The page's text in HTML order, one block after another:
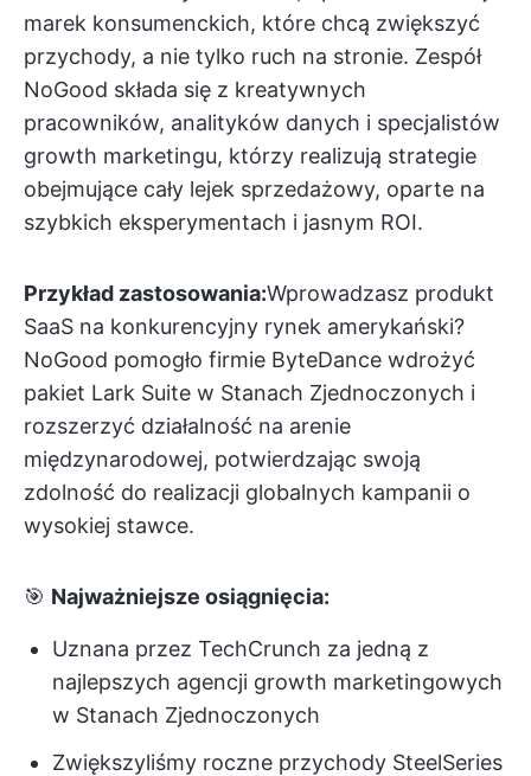
marek konsumenckich, które chcą zwiększyć
przychody, a nie tylko ruch na stronie. Zespół
NoGood składa się z kreatywnych
pracowników, analityków danych i specjalistów
growth marketingu, którzy realizują strategie
obejmujące cały lejek sprzedażowy, oparte na
szybkich eksperymentach i jasnym ROI.
Przykład zastosowania:Wprowadzasz produkt
SaaS na konkurencyjny rynek amerykański?
NoGood pomogło firmie ByteDance wdrożyć
pakiet Lark Suite w Stanach Zjednoczonych i
rozszerzyć działalność na arenie
międzynarodowej, potwierdzając swoją
zdolność do realizacji globalnych kampanii o
wysokiej stawce.
🎯 Najważniejsze osiągnięcia:
Uznana przez TechCrunch za jedną z
najlepszych agencji growth marketingowych
w Stanach Zjednoczonych
Zwiększyliśmy roczne przychody SteelSeries